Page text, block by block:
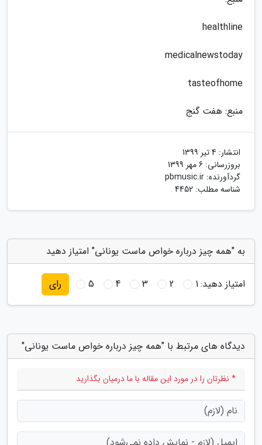
healthline
medicalnewstoday
tasteofhome
منبع: هفت گنج
انتشار: 4 تیر 1399
بروزرسانی: 6 مهر 1399
گردآورنده: pbmusic.ir
شناسه مطلب: 4452
به "همه چیز درباره خواص ماست یونانی" امتیاز دهید
امتیاز دهید:1
2
3
4
5 رای
دیدگاه های مرتبط با "همه چیز درباره خواص ماست یونانی"
* نظرتان را در مورد این مقاله با ما درمیان بگذارید